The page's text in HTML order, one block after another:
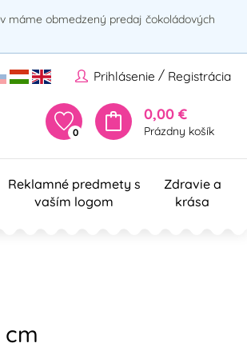
máme obmedzený predaj čokoládových
Prihlásenie / Registrácia
0
0,00 €
Prázdny košík
Reklamné predmety s
vaším logom
Zdravie a
krása
cm